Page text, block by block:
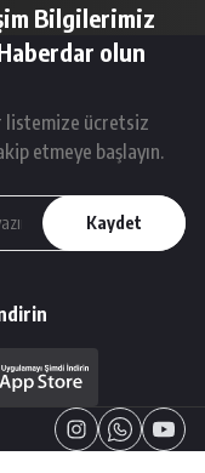
Bilgilerimiz
olun
listemize ücretsiz
etmeye başlayın.
Kaydet